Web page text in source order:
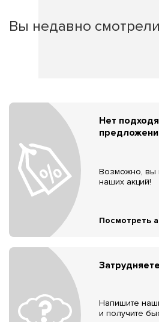
Вы недавно смотрели
Нет
Возможно, вы
наших акций!
Посмотреть
Напишите
и получите